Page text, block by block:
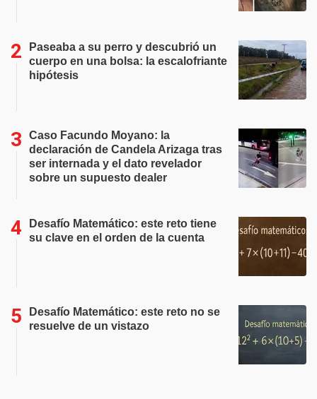
Paseaba a su perro y descubrió un
cuerpo en una bolsa: la escalofriante
hipótesis
Caso Facundo Moyano: la
declaración de Candela Arizaga tras
ser internada y el dato revelador
sobre un supuesto dealer
Desafío Matemático: este reto tiene
su clave en el orden de la cuenta
Desafío Matemático: este reto no se
resuelve de un vistazo